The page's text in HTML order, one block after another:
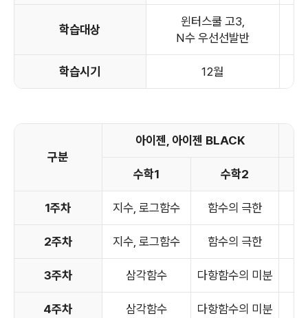
학습대상
윈터스쿨 고3,
N수 우선선발반
학습시기 12월
구분
아이젠, 아이젠 BLACK
수학1 수학2
1주차 지수, 로그함수 함수의 극한
2주차 지수, 로그함수 함수의 극한
3주차 삼각함수 다항함수의 미분
4주차 삼각함수 다항함수의 미분